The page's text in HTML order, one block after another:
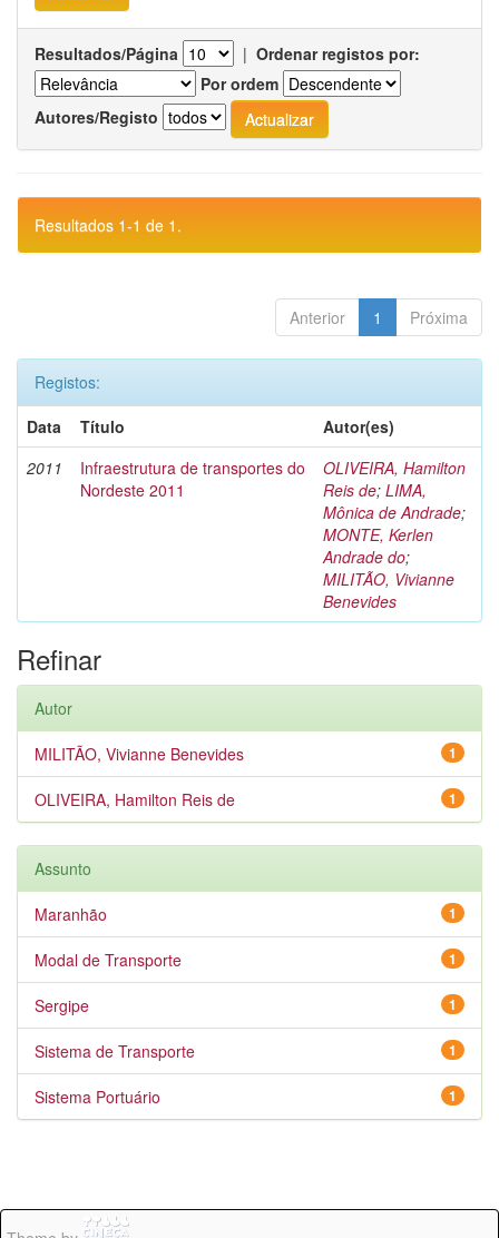
Resultados/Página | Ordenar registos por:
Por ordem
Autores/Registo
Resultados 1-1 de 1.
Anterior 1 Próxima
Registos:
Data
Título
Autor(es)
2011
Infraestrutura de transportes do
Nordeste 2011
OLIVEIRA, Hamilton
Reis de; LIMA,
Mônica de Andrade;
MONTE, Kerlen
Andrade do;
MILITÃO, Vivianne
Benevides
Refinar
Autor
1
MILITÃO, Vivianne Benevides
1
OLIVEIRA, Hamilton Reis de
Assunto
1
Maranhão
1
Modal de Transporte
1
Sergipe
1
Sistema de Transporte
1
Sistema Portuário